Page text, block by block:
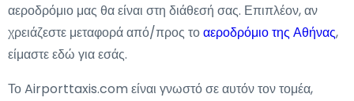
αεροδρόμιο μας θα είναι στη διάθεσή σας. Επιπλέον, αν
χρειάζεστε μεταφορά από/προς τοαεροδρόμιο της Αθήνας,
είμαστε εδώ για εσάς.
Το Airporttaxis.com είναι γνωστό σε αυτόν τον τομέα,